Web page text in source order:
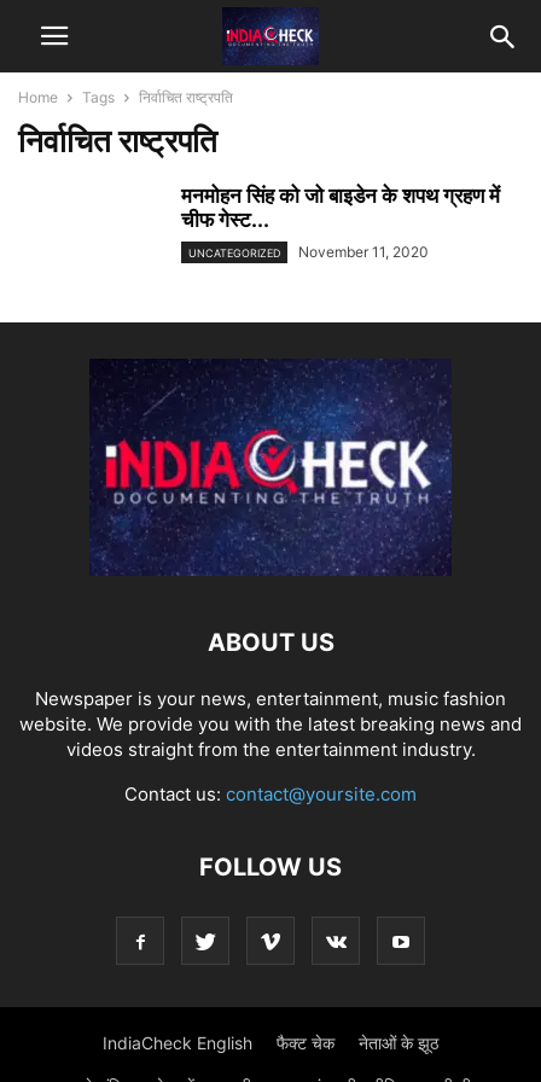
Home Tags निर्वाचित राष्ट्रपति
निर्वाचित राष्ट्रपति
मनमोहन सिंह को जो बाइडेन के शपथ ग्रहण में
चीफ गेस्ट...
UNCATEGORIZED November 11, 2020
ABOUT US
Newspaper is your news, entertainment, music fashion
website. We provide you with the latest breaking news and
videos straight from the entertainment industry.
Contact us: contact@yoursite.com
FOLLOW US
IndiaCheck English फैक्ट चेक नेताओं के झूठ